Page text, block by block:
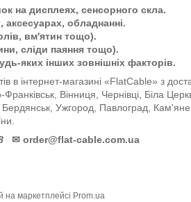
на дисплеях, сенсорного скла.
обладнанні.
вм'ятин тощо).
сліди паяння тощо).
яких інших зовнішніх факторів.
в інтернет-магазині «FlatCable» з
Вінниця, Чернівці, Біла
Ужгород, Павлоград,
✉ order@flat-cable.com.ua
на маркетплейсі Prom.ua